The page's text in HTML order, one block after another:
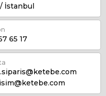
İstanbul
65 17